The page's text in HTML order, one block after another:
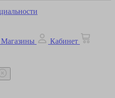
Магазины
Кабинет